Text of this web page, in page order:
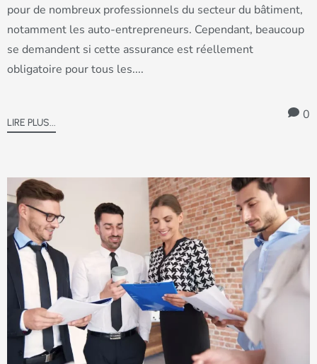
pour de nombreux professionnels du secteur du bâtiment,
notamment les auto-entrepreneurs. Cependant, beaucoup
se demandent si cette assurance est réellement
obligatoire pour tous les....
LIRE PLUS...
0